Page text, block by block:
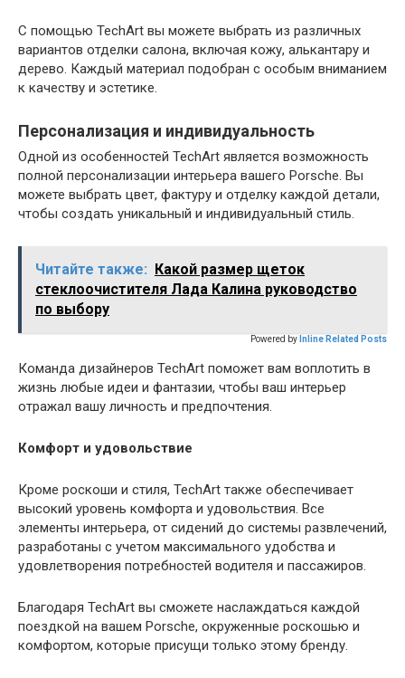
С помощью TechArt вы можете выбрать из различных
вариантов отделки салона, включая кожу, алькантару и
дерево. Каждый материал подобран с особым вниманием
к качеству и эстетике.
Персонализация и индивидуальность
Одной из особенностей TechArt является возможность
полной персонализации интерьера вашего Porsche. Вы
можете выбрать цвет, фактуру и отделку каждой детали,
чтобы создать уникальный и индивидуальный стиль.
Читайте также:
Какой размер щеток
стеклоочистителя Лада Калина руководство
по выбору
Powered by Inline Related Posts
Команда дизайнеров TechArt поможет вам воплотить в
жизнь любые идеи и фантазии, чтобы ваш интерьер
отражал вашу личность и предпочтения.
Комфорт и удовольствие
Кроме роскоши и стиля, TechArt также обеспечивает
высокий уровень комфорта и удовольствия. Все
элементы интерьера, от сидений до системы развлечений,
разработаны с учетом максимального удобства и
удовлетворения потребностей водителя и пассажиров.
Благодаря TechArt вы сможете наслаждаться каждой
поездкой на вашем Porsche, окруженные роскошью и
комфортом, которые присущи только этому бренду.